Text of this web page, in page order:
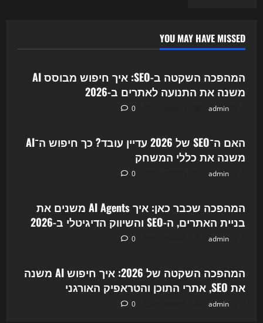
YOU MAY HAVE MISSED
Uncategorized
המהפכה השקטה ב-SEO: איך חיפוש מבוסס AI
משנה את התנועה לאתרים ב-2026
admin
0 Uncategorized
האם ה־SEO של 2026 עדיין עובד? כך חיפוש ה־AI
משנה את כללי המשחק
admin
0 Uncategorized
המהפכה שכבר כאן: איך AI Agents משנים את
בניית האתרים, ה-SEO והשיווק הדיגיטלי ב-2026
admin
0 Uncategorized
המהפכה השקטה של 2026: איך חיפוש AI משנה
את SEO, אתרי התוכן והטראפיק האורגני
admin
0